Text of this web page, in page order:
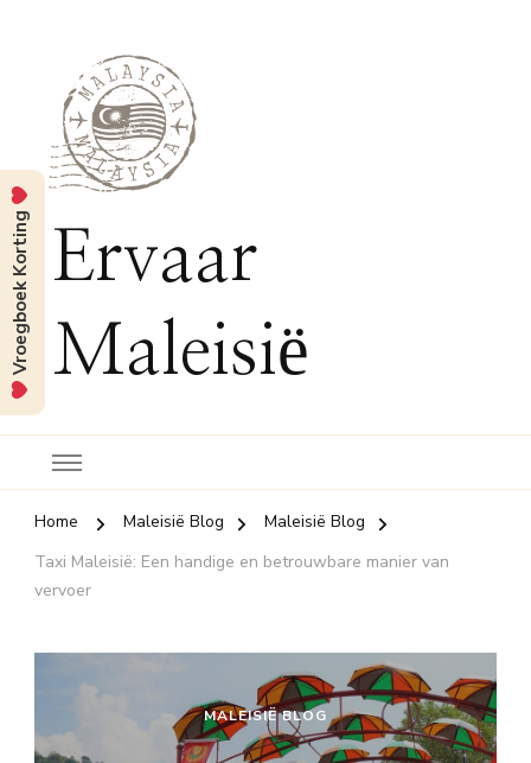
Ervaar
Maleisië
Home Maleisië Blog
Maleisië Blog
Taxi Maleisië: Een handige en betrouwbare manier van
vervoer
MALEISIË BLOG
Vroegboek Korting